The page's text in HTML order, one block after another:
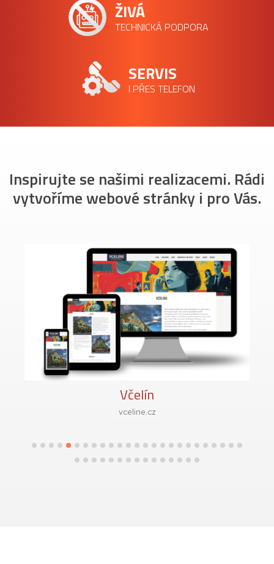
ŽIVÁ
TECHNICKÁ PODPORA
SERVIS
I PŘES TELEFON
Inspirujte se našimi realizacemi. Rádi
vytvoříme webové stránky i pro Vás.
Včelín
vceline.cz